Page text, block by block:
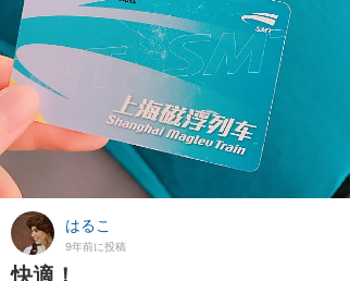
はるこ
9年前に投稿
快適！